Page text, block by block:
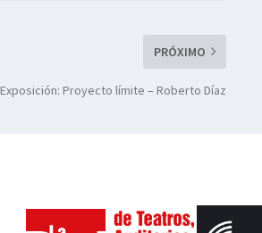
PRÓXIMO
Exposición: Proyecto límite – Roberto Díaz